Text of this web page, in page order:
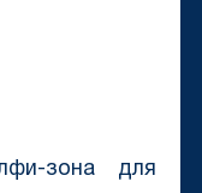
зона для